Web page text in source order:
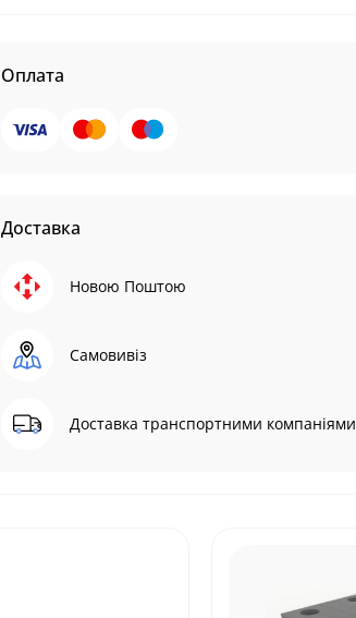
Оплата
Доставка
Новою Поштою
Самовивіз
Доставка транспортними компаніями